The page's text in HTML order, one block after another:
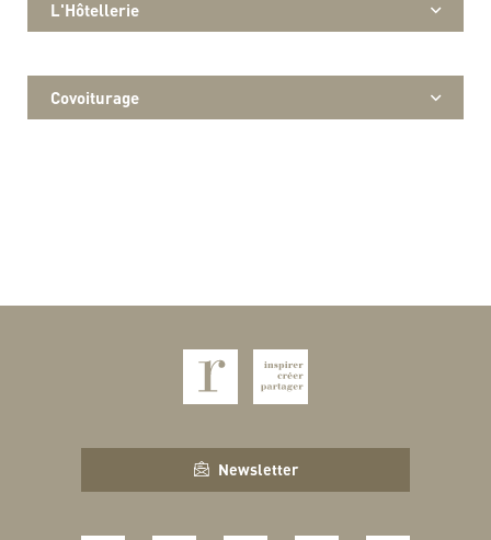
L'Hôtellerie
Covoiturage
Newsletter